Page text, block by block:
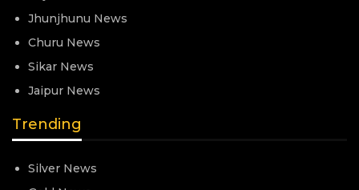
Jhunjhunu News
Churu News
Sikar News
Jaipur News
Trending
Silver News